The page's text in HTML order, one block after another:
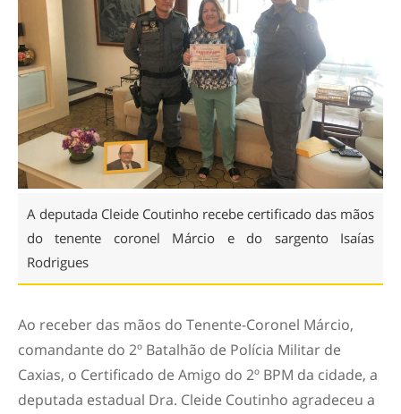
A deputada Cleide Coutinho recebe certificado das mãos
do tenente coronel Márcio e do sargento Isaías
Rodrigues
Ao receber das mãos do Tenente-Coronel Márcio,
comandante do 2º Batalhão de Polícia Militar de
Caxias, o Certificado de Amigo do 2º BPM da cidade, a
deputada estadual Dra. Cleide Coutinho agradeceu a